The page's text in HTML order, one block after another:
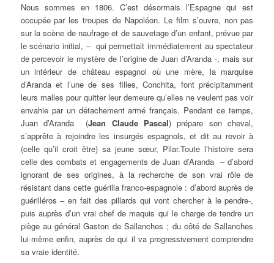
Nous sommes en 1806. C’est désormais l’Espagne qui est
occupée par les troupes de Napoléon. Le film s’ouvre, non pas
sur la scène de naufrage et de sauvetage d’un enfant, prévue par
le scénario initial, – qui permettait immédiatement au spectateur
de percevoir le mystère de l’origine de Juan d’Aranda -, mais sur
un intérieur de château espagnol où une mère, la marquise
d’Aranda et l’une de ses filles, Conchita, font précipitamment
leurs malles pour quitter leur demeure qu’elles ne veulent pas voir
envahie par un détachement armé français. Pendant ce temps,
Juan d’Aranda (Jean Claude Pascal) prépare son cheval,
s’apprête à rejoindre les insurgés espagnols, et dit au revoir à
(celle qu’il croit être) sa jeune sœur, Pilar.Toute l’histoire sera
celle des combats et engagements de Juan d’Aranda – d’abord
ignorant de ses origines, à la recherche de son vrai rôle de
résistant dans cette guérilla franco-espagnole : d’abord auprès de
guérilléros – en fait des pillards qui vont chercher à le pendre-,
puis auprès d’un vrai chef de maquis qui le charge de tendre un
piège au général Gaston de Sallanches ; du côté de Sallanches
lui-même enfin, auprès de qui il va progressivement comprendre
sa vraie identité.